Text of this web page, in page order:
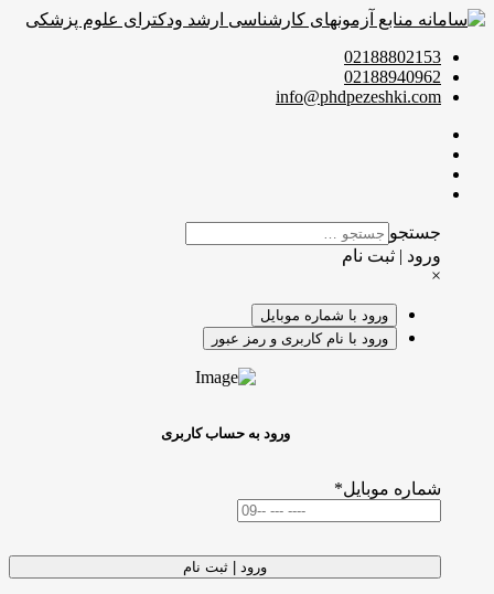
02188802153
02188940962
info@phdpezeshki.com
جستجو
ورود | ثبت نام
×
ورود با شماره موبایل
ورود با نام کاربری و رمز عبور
ورود به حساب کاربری
شماره موبایل*
ورود | ثبت نام